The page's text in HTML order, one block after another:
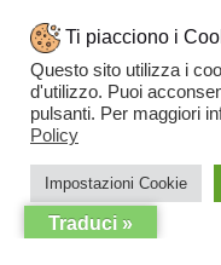
Ti piacciono i
Questo sito utilizza i
d'utilizzo. Puoi
pulsanti. Per maggiori
Policy
Impostazioni Cookie
Traduci »